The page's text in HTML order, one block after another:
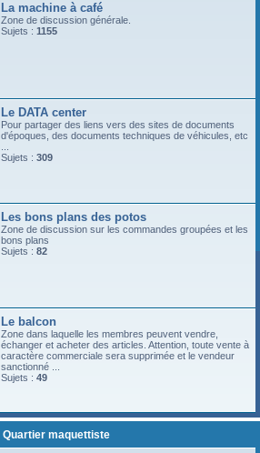
La machine à café
Zone de discussion générale.
Sujets : 1155
Le DATA center
Pour partager des liens vers des sites de documents
d'époques, des documents techniques de véhicules, etc
Sujets : 309
Les bons plans des potos
Zone de discussion sur les commandes groupées et les
bons plans
Sujets : 82
Le balcon
Zone dans laquelle les membres peuvent vendre,
échanger et acheter des articles. Attention, toute vente à
caractère commerciale sera supprimée et le vendeur
sanctionné ...
Sujets : 49
Quartier maquettiste